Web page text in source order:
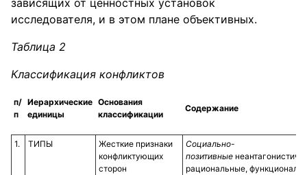
зависящих от ценностных установок
исследователя, и в этом плане объективных.
Таблица 2
Классификация конфликтов
п/
п
Иерархические
единицы
Основания
классификации
Содержание
1. ТИПЫ
Жесткие признаки
конфликтующих
сторон
Социально-
позитивные
рациональные,